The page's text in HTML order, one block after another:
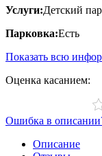
Услуги:Детский
Парковка:Есть
Показать всю
Оценка касанием:
Ошибка в
Описание